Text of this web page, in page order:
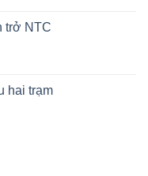
trở NTC
hai trạm